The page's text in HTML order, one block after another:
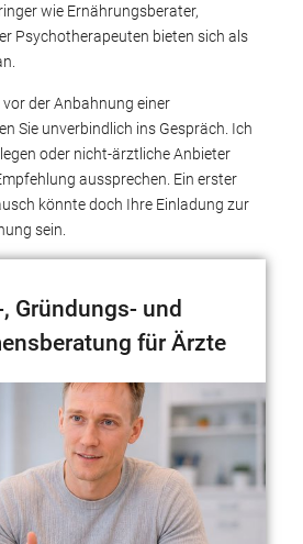
wie Ernährungsberater,
Psychotherapeuten bieten sich als
vor der Anbahnung einer
Sie unverbindlich ins Gespräch. Ich
oder nicht-ärztliche Anbieter
aussprechen. Ein erster
könnte doch Ihre Einladung zur
sein.
Gründungs- und
für Ärzte